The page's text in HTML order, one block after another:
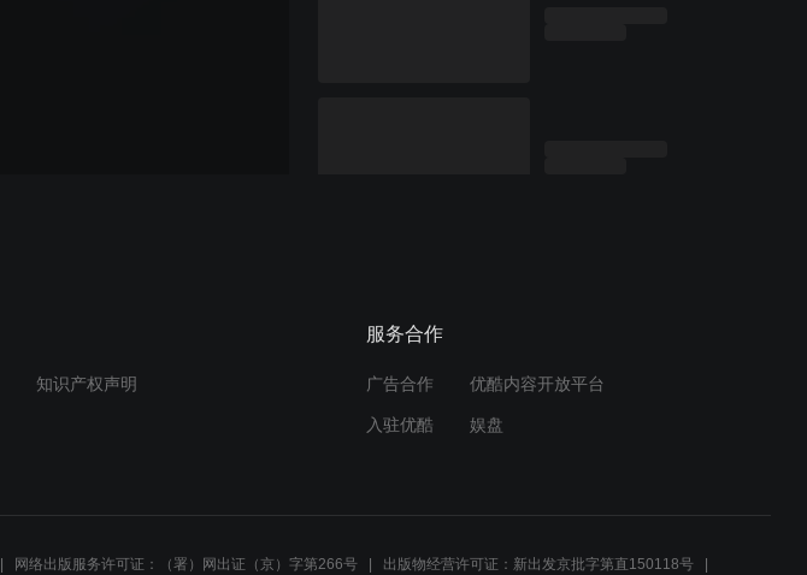
知识产权声明
服务合作
广告合作 优酷内容开放平台
入驻优酷 娱盘
网络出版服务许可证：（署）网出证（京）字第266号 出版物经营许可证：新出发京批字第直150118号